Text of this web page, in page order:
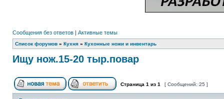
Сообщения без ответов | Активные темы
Список форумов » Кухня » Кухонные ножи и инвентарь
Ищу нож.15-20 тыр.повар
Страница 1 из 1 [ Сообщений: 25 ]